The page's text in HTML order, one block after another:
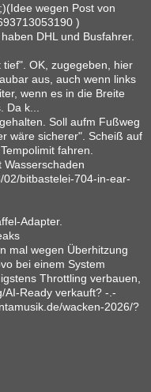
wegen Post von
)
DHL und Busfahrer.
OK, zugegeben, hier
aus, auch wenn links
wenn es in die Breite
k...
Soll aufm Fußweg
wäre sicherer". Scheiß auf
fahren.
Wasserschaden
bitbastelei-704-in-ear-
Adapter.
mal wegen Überhitzung
bei einem System
Throttling verbauen,
AI-Ready verkauft? -.-
wacken-2026/?